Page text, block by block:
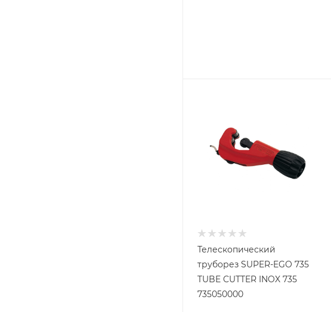
Телескопический
труборез SUPER-EGO 735
TUBE CUTTER INOX 735
735050000